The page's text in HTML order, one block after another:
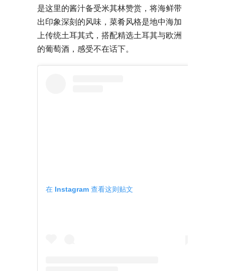
是这里的酱汁备受米其林赞赏，将海鲜带
出印象深刻的风味，菜肴风格是地中海加
上传统土耳其式，搭配精选土耳其与欧洲
的葡萄酒，感受不在话下。
在 Instagram 查看这则贴文